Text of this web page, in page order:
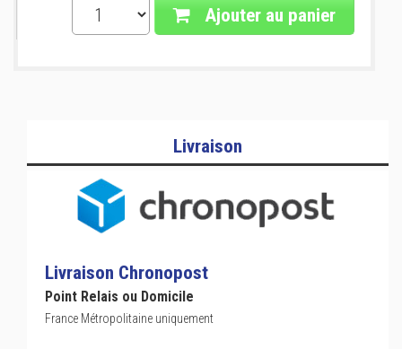
Ajouter au panier
Livraison
Livraison Chronopost
Point Relais ou Domicile
France Métropolitaine uniquement